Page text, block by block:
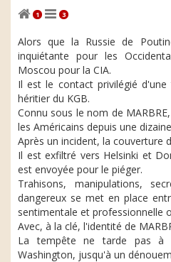
1 3
Alors que la Russie de
inquiétante pour les
Moscou pour la CIA.
Il est le contact privilégié d'une
héritier du KGB.
Connu sous le nom de
les Américains depuis une
Après un incident, la couverture
Il est exfiltré vers Helsinki et
est envoyée pour le piéger.
Trahisons, manipulations,
dangereux se met en place
sentimentale et professionnelle
Avec, à la clé, l'identité de
La tempête ne tarde pas à
Washington, jusqu'à un